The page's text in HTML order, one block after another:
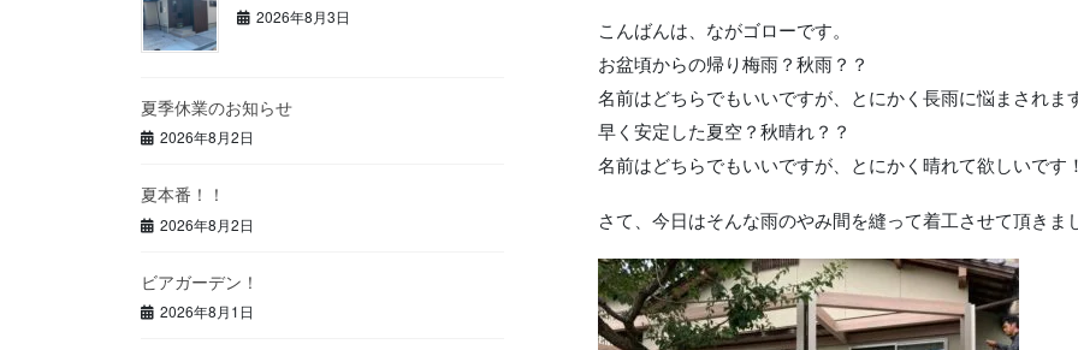
こんばんは、ながゴローです。
お盆頃からの帰り梅雨？秋雨？？
名前はどちらでもいいですが、とにかく長雨に悩まされます
早く安定した夏空？秋晴れ？？
名前はどちらでもいいですが、とにかく晴れて欲しいです
さて、今日はそんな雨のやみ間を縫って着工させて頂きま
2026年8月3日
夏季休業のお知らせ
2026年8月2日
夏本番！！
2026年8月2日
ビアガーデン！
2026年8月1日